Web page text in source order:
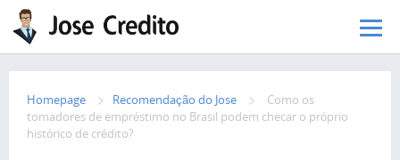
Pular para o conteúdo principal
Homepage Recomendação do Jose
Como os
tomadores de empréstimo no Brasil podem checar o próprio
histórico de crédito?